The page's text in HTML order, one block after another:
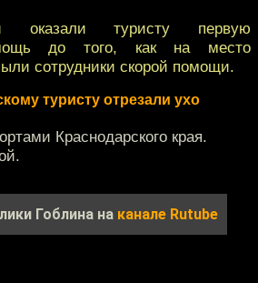
оказали туристу первую
до того, как на место
сотрудники скорой помощи.
туристу отрезали ухо
Краснодарского края.
Гоблина на канале Rutube